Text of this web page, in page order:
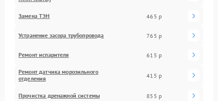
Замена ТЭН 465 р
Устранение засора трубопровода 765 р
Ремонт испарителя 615 р
Ремонт датчика морозильного
отделения
415 р
Прочистка дренажной системы 855 р